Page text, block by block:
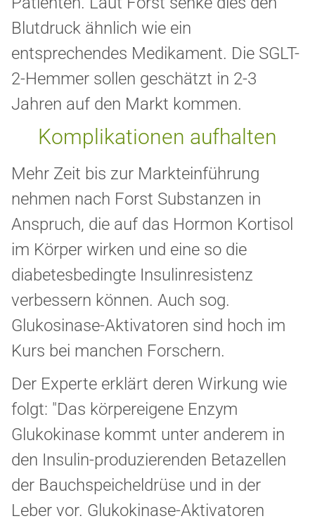
Blutdruck ähnlich wie ein
entsprechendes Medikament. Die SGLT-
2-Hemmer sollen geschätzt in 2-3
Jahren auf den Markt kommen.
Komplikationen aufhalten
Mehr Zeit bis zur Markteinführung
nehmen nach Forst Substanzen in
Anspruch, die auf das Hormon Kortisol
im Körper wirken und eine so die
diabetesbedingte Insulinresistenz
verbessern können. Auch sog.
Glukosinase-Aktivatoren sind hoch im
Kurs bei manchen Forschern.
Der Experte erklärt deren Wirkung wie
folgt: "Das körpereigene Enzym
Glukokinase kommt unter anderem in
den Insulin-produzierenden Betazellen
der Bauchspeicheldrüse und in der
Leber vor. Glukokinase-Aktivatoren